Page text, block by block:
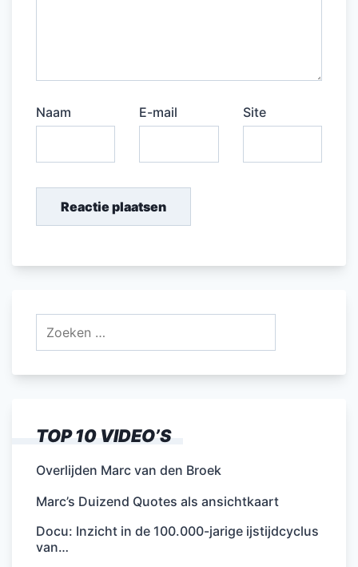
Naam E-mail Site
TOP 10 VIDEO’S
Overlijden Marc van den Broek
Marc’s Duizend Quotes als ansichtkaart
Docu: Inzicht in de 100.000-jarige ijstijdcyclus
van…